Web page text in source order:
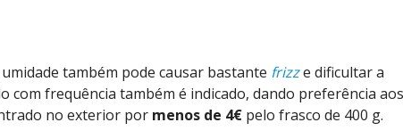
também pode causar bastante frizze dificultar a
com frequência também é indicado, dando preferência aos
no exterior por menos de 4€ pelo frasco de 400 g.